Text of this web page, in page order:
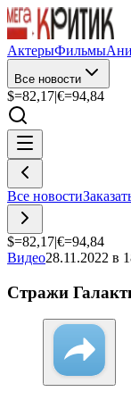
АктерыФильмы
Все новости
$=82,17|€=94,84
Все новости
$=82,17|€=94,84
Видео28.11.2022 в
Стражи